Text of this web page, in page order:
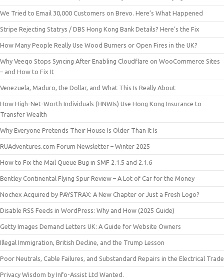
We Tried to Email 30,000 Customers on Brevo. Here’s What Happened
Stripe Rejecting Statrys / DBS Hong Kong Bank Details? Here’s the Fix
How Many People Really Use Wood Burners or Open Fires in the UK?
Why Veeqo Stops Syncing After Enabling Cloudflare on WooCommerce Sites
– and How to Fix It
Venezuela, Maduro, the Dollar, and What This Is Really About
How High-Net-Worth Individuals (HNWIs) Use Hong Kong Insurance to
Transfer Wealth
Why Everyone Pretends Their House Is Older Than It Is
RUAdventures.com Forum Newsletter – Winter 2025
How to Fix the Mail Queue Bug in SMF 2.1.5 and 2.1.6
Bentley Continental Flying Spur Review – A Lot of Car for the Money
Nochex Acquired by PAYSTRAX: A New Chapter or Just a Fresh Logo?
Disable RSS Feeds in WordPress: Why and How (2025 Guide)
Getty Images Demand Letters UK: A Guide for Website Owners
Illegal Immigration, British Decline, and the Trump Lesson
Poor Neutrals, Cable Failures, and Substandard Repairs in the Electrical Trade
Privacy Wisdom by Info-Assist Ltd Wanted.